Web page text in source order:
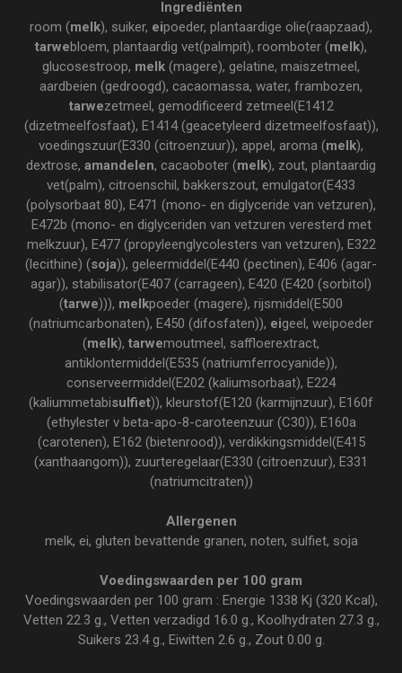
Ingrediënten
room (melk), suiker, eipoeder, plantaardige olie(raapzaad),
tarwebloem, plantaardig vet(palmpit), roomboter (melk),
glucosestroop, melk (magere), gelatine, maiszetmeel,
aardbeien (gedroogd), cacaomassa, water, frambozen,
tarwezetmeel, gemodificeerd zetmeel(E1412
(dizetmeelfosfaat), E1414 (geacetyleerd dizetmeelfosfaat)),
voedingszuur(E330 (citroenzuur)), appel, aroma (melk),
dextrose, amandelen, cacaoboter (melk), zout, plantaardig
vet(palm), citroenschil, bakkerszout, emulgator(E433
(polysorbaat 80), E471 (mono- en diglyceride van vetzuren),
E472b (mono- en diglyceriden van vetzuren veresterd met
melkzuur), E477 (propyleenglycolesters van vetzuren), E322
(lecithine) (soja)), geleermiddel(E440 (pectinen), E406 (agar-
agar)), stabilisator(E407 (carrageen), E420 (E420 (sorbitol)
(tarwe))), melkpoeder (magere), rijsmiddel(E500
(natriumcarbonaten), E450 (difosfaten)), eigeel, weipoeder
(melk), tarwemoutmeel, saffloerextract,
antiklontermiddel(E535 (natriumferrocyanide)),
conserveermiddel(E202 (kaliumsorbaat), E224
(kaliummetabisulfiet)), kleurstof(E120 (karmijnzuur), E160f
(ethylester v beta-apo-8-caroteenzuur (C30)), E160a
(carotenen), E162 (bietenrood)), verdikkingsmiddel(E415
(xanthaangom)), zuurteregelaar(E330 (citroenzuur), E331
(natriumcitraten))
Allergenen
melk, ei, gluten bevattende granen, noten, sulfiet, soja
Voedingswaarden per 100 gram
Voedingswaarden per 100 gram : Energie 1338 Kj (320 Kcal),
Vetten 22.3 g., Vetten verzadigd 16.0 g., Koolhydraten 27.3 g.,
Suikers 23.4 g., Eiwitten 2.6 g., Zout 0.00 g.